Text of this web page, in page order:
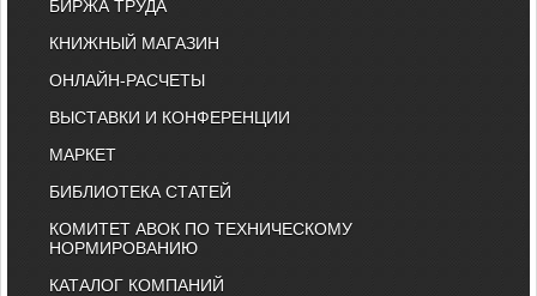
БИРЖА ТРУДА
КНИЖНЫЙ МАГАЗИН
ОНЛАЙН-РАСЧЕТЫ
ВЫСТАВКИ И КОНФЕРЕНЦИИ
МАРКЕТ
БИБЛИОТЕКА СТАТЕЙ
КОМИТЕТ АВОК ПО ТЕХНИЧЕСКОМУ
НОРМИРОВАНИЮ
КАТАЛОГ КОМПАНИЙ